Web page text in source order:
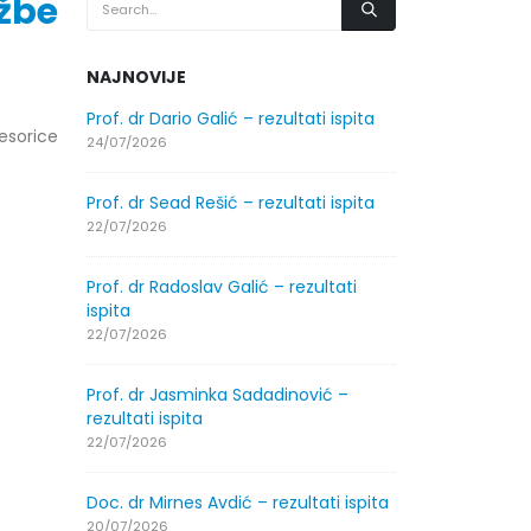
NAJNOVIJE
Prof. dr Dario Galić – rezultati ispita
24/07/2026
Prof. dr Sead Rešić – rezultati ispita
22/07/2026
Prof. dr Radoslav Galić – rezultati
ispita
22/07/2026
Prof. dr Jasminka Sadadinović –
rezultati ispita
22/07/2026
Doc. dr Mirnes Avdić – rezultati ispita
20/07/2026